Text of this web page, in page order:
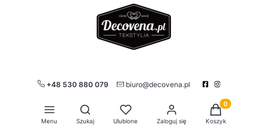
+48 530 880 079 biuro@decovena.pl
Menu
Otwórz wyszukiwarkę
Szukaj Ulubione Zaloguj się
Produkty w
Koszyk